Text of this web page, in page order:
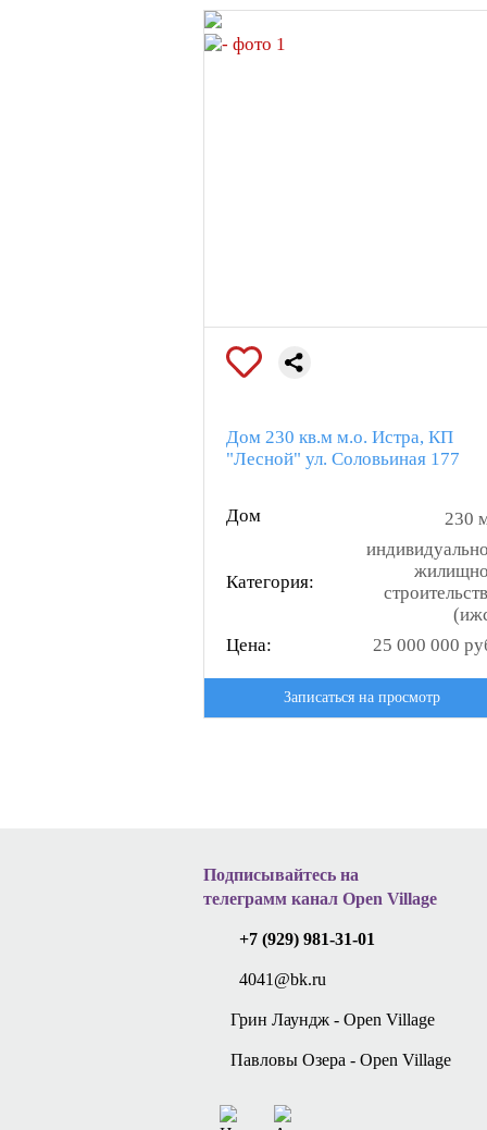
Дом 230 кв.м м.о. Истра, КП
"Лесной" ул. Соловьиная 177
Дом 230
Категория:
Цена:
25 000 000
Записаться на просмотр
Подписывайтесь на
телеграмм канал Open Village
+7 (929) 981-31-01
4041@bk.ru
Грин Лаундж - Open Village
Павловы Озера - Open Village